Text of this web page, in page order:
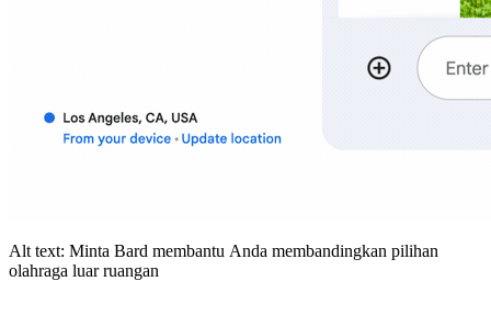
Alt text: Minta Bard membantu Anda membandingkan pilihan
olahraga luar ruangan